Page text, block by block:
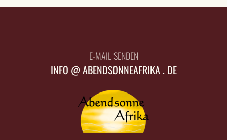
E-MAIL SENDEN
INFO @ ABENDSONNEAFRIKA . DE